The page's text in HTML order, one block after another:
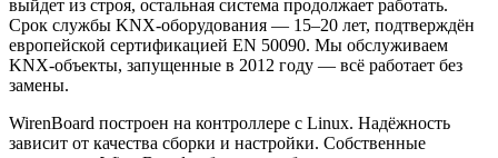
выйдет из строя, остальная система продолжает работать.
Срок службы KNX-оборудования — 15–20 лет, подтверждён
европейской сертификацией EN 50090. Мы обслуживаем
KNX-объекты, запущенные в 2012 году — всё работает без
замены.
WirenBoard построен на контроллере с Linux. Надёжность
зависит от качества сборки и настройки. Собственные